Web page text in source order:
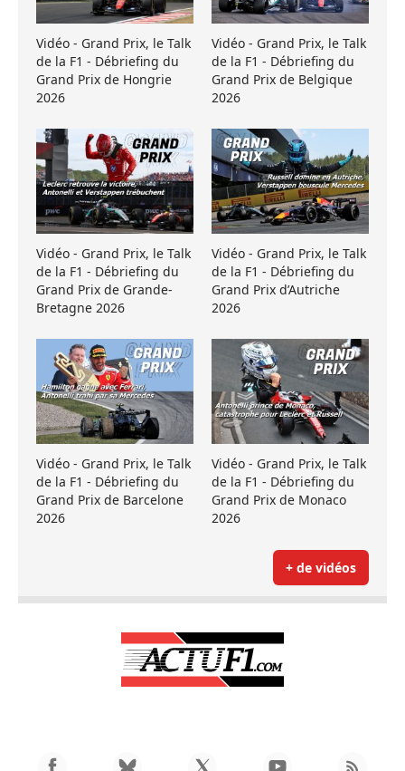
Vidéo - Grand Prix, le Talk
de la F1 - Débriefing du
Grand Prix de Hongrie
2026
Vidéo - Grand Prix, le Talk
de la F1 - Débriefing du
Grand Prix de Belgique
2026
Vidéo - Grand Prix, le Talk
de la F1 - Débriefing du
Grand Prix de Grande-
Bretagne 2026
Vidéo - Grand Prix, le Talk
de la F1 - Débriefing du
Grand Prix d’Autriche
2026
Vidéo - Grand Prix, le Talk
de la F1 - Débriefing du
Grand Prix de Barcelone
2026
Vidéo - Grand Prix, le Talk
de la F1 - Débriefing du
Grand Prix de Monaco
2026
+ de vidéos